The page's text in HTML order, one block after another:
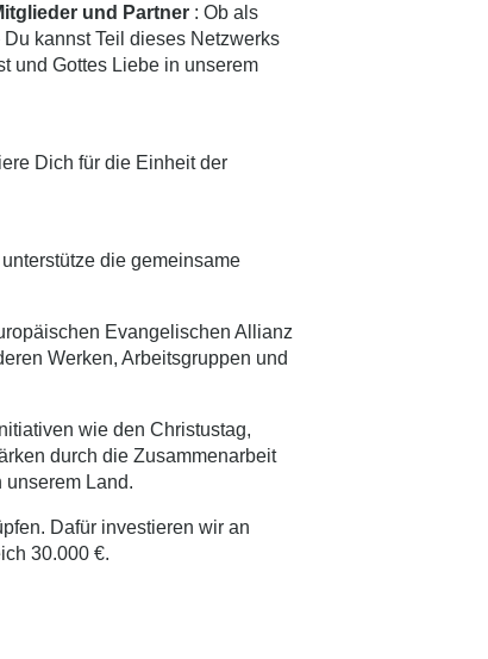
und Partner : Ob als
kannst Teil dieses Netzwerks
und Gottes Liebe in unserem
Dich für die Einheit der
die gemeinsame
Evangelischen Allianz
Werken, Arbeitsgruppen und
wie den Christustag,
durch die Zusammenarbeit
unserem Land.
Dafür investieren wir an
30.000 €.